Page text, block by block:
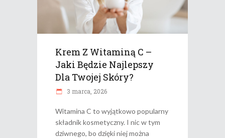
Krem Z Witaminą C –
Jaki Będzie Najlepszy
Dla Twojej Skóry?
3 marca, 2026
Witamina C to wyjątkowo popularny
składnik kosmetyczny. I nic w tym
dziwnego, bo dzięki niej można